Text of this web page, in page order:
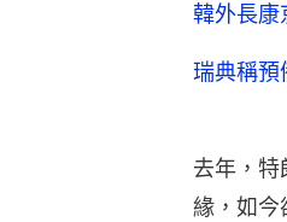
韓外長
瑞典稱
去年，特
緣，如今